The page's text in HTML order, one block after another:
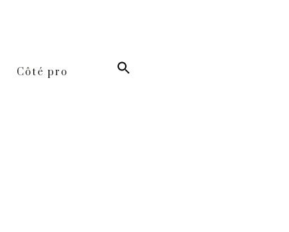
Côté pro